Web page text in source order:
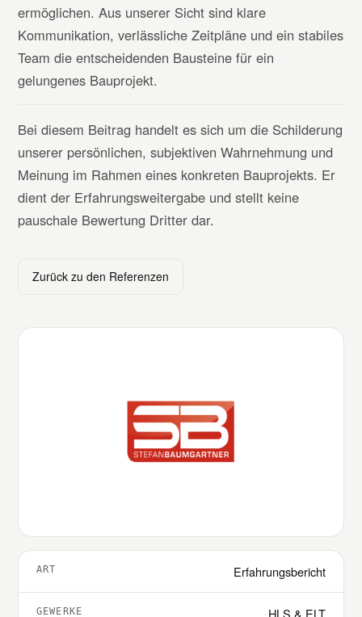
ermöglichen. Aus unserer Sicht sind klare
Kommunikation, verlässliche Zeitpläne und ein stabiles
Team die entscheidenden Bausteine für ein
gelungenes Bauprojekt.
Bei diesem Beitrag handelt es sich um die Schilderung
unserer persönlichen, subjektiven Wahrnehmung und
Meinung im Rahmen eines konkreten Bauprojekts. Er
dient der Erfahrungsweitergabe und stellt keine
pauschale Bewertung Dritter dar.
Zurück zu den Referenzen
ART Erfahrungsbericht
GEWERKE HLS & ELT